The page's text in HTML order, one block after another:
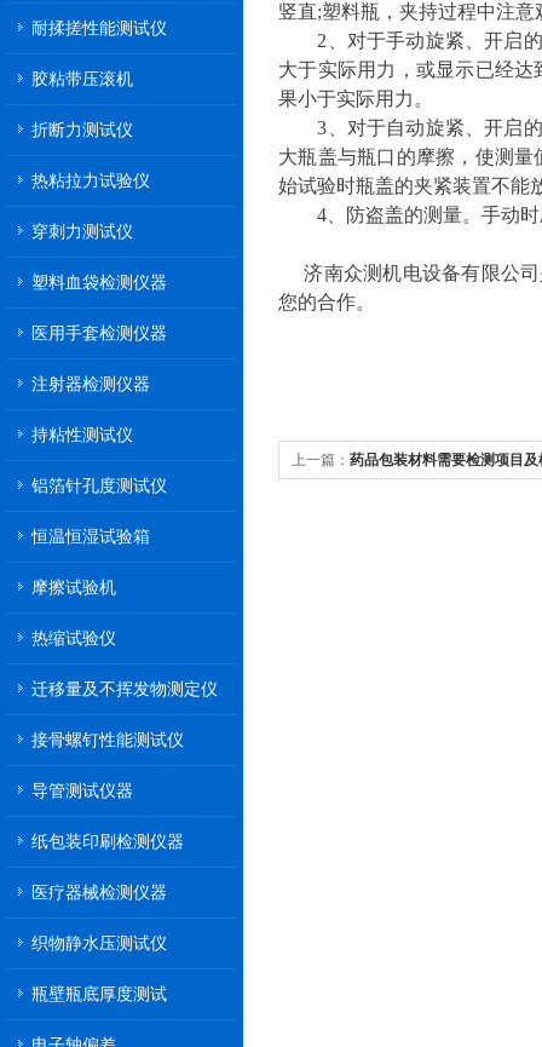
耐揉搓性能测试仪
胶粘带压滚机
折断力测试仪
热粘拉力试验仪
穿刺力测试仪
塑料血袋检测仪器
医用手套检测仪器
注射器检测仪器
持粘性测试仪
铝箔针孔度测试仪
恒温恒湿试验箱
摩擦试验机
热缩试验仪
迁移量及不挥发物测定仪
接骨螺钉性能测试仪
导管测试仪器
纸包装印刷检测仪器
医疗器械检测仪器
织物静水压测试仪
瓶壁瓶底厚度测试
竖直;塑料瓶，夹持过程中注
2、对于手动旋紧、开启的
大于实际用力，或显示已经
果小于实际用力。
3、对于自动旋紧、开启的
大瓶盖与瓶口的摩擦，使测
始试验时瓶盖的夹紧装置不能
4、防盗盖的测量。手动时
济南众测机电设备有限公司
您的合作。
上一篇： 药品包装材料需要检测项目